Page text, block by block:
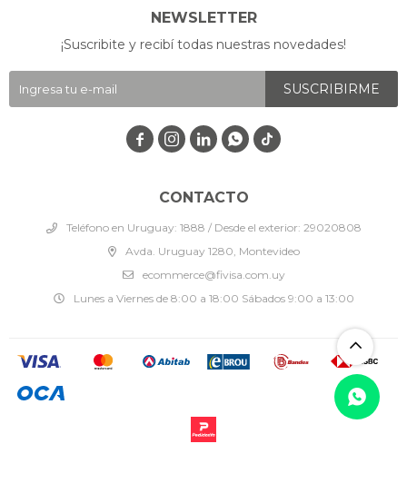
CONTACTO
Teléfono en Uruguay: 1888 / Desde el exterior: 29020808
Avda. Uruguay 1280, Montevideo
ecommerce@fivisa.com.uy
Lunes a Viernes de 8:00 a 18:00 Sábados 9:00 a 13:00
NEWSLETTER
¡Suscribite y recibí todas nuestras novedades!
SUSCRIBIRME
   